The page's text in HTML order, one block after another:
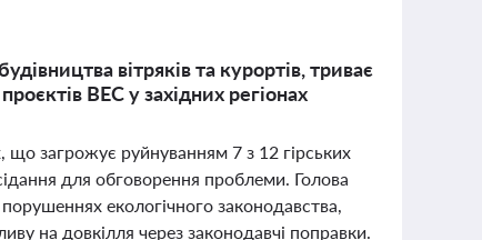
вітряків та курортів, триває
ВЕС у західних регіонах
що загрожує руйнуванням 7 з 12 гірських
для обговорення проблеми. Голова
екологічного законодавства,
на довкілля через законодавчі поправки.